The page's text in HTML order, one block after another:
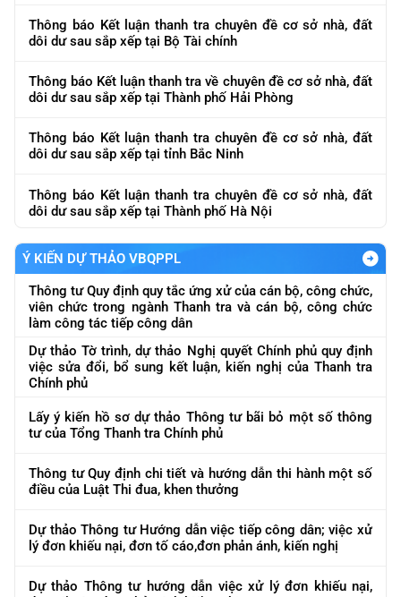
Thông báo Kết luận thanh tra chuyên đề cơ sở nhà, đất
dôi dư sau sắp xếp tại Bộ Tài chính
Thông báo Kết luận thanh tra về chuyên đề cơ sở nhà, đất
dôi dư sau sắp xếp tại Thành phố Hải Phòng
Thông báo Kết luận thanh tra chuyên đề cơ sở nhà, đất
dôi dư sau sắp xếp tại tỉnh Bắc Ninh
Thông báo Kết luận thanh tra chuyên đề cơ sở nhà, đất
dôi dư sau sắp xếp tại Thành phố Hà Nội
Ý KIẾN DỰ THẢO VBQPPL
Thông tư Quy định quy tắc ứng xử của cán bộ, công chức,
viên chức trong ngành Thanh tra và cán bộ, công chức
làm công tác tiếp công dân
Dự thảo Tờ trình, dự thảo Nghị quyết Chính phủ quy định
việc sửa đổi, bổ sung kết luận, kiến nghị của Thanh tra
Chính phủ
Lấy ý kiến hồ sơ dự thảo Thông tư bãi bỏ một số thông
tư của Tổng Thanh tra Chính phủ
Thông tư Quy định chi tiết và hướng dẫn thi hành một số
điều của Luật Thi đua, khen thưởng
Dự thảo Thông tư Hướng dẫn việc tiếp công dân; việc xử
lý đơn khiếu nại, đơn tố cáo,đơn phản ánh, kiến nghị
Dự thảo Thông tư hướng dẫn việc xử lý đơn khiếu nại,